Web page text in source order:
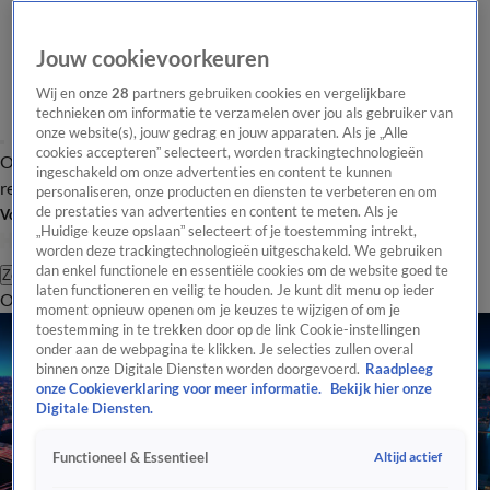
Overzicht Laatste nieuws Regionieuws Het beste van Hart
Tip de
redactie
Volg Hart van Nederland
Zoeken
OverzichtRegioUitzendingenWeerTip de redactiePanelVideo's
Jouw cookievoorkeuren
Wij en onze28 partners gebruiken cookies en vergelijkbare
technieken om informatie te verzamelen over jou als gebruiker van
onze website(s), jouw gedrag en jouw apparaten. Als je „Alle
cookies accepteren” selecteert, worden trackingtechnologieën
ingeschakeld om onze advertenties en content te kunnen
personaliseren, onze producten en diensten te verbeteren en om
de prestaties van advertenties en content te meten. Als je
„Huidige keuze opslaan” selecteert of je toestemming intrekt,
worden deze trackingtechnologieën uitgeschakeld. We gebruiken
dan enkel functionele en essentiële cookies om de website goed te
laten functioneren en veilig te houden. Je kunt dit menu op ieder
moment opnieuw openen om je keuzes te wijzigen of om je
toestemming in te trekken door op de link Cookie-instellingen
onder aan de webpagina te klikken. Je selecties zullen overal
binnen onze Digitale Diensten worden doorgevoerd. Raadpleeg
onze Cookieverklaring voor meer informatie.
Bekijk hier onze
Digitale Diensten.
Functioneel & Essentieel Altijd actief